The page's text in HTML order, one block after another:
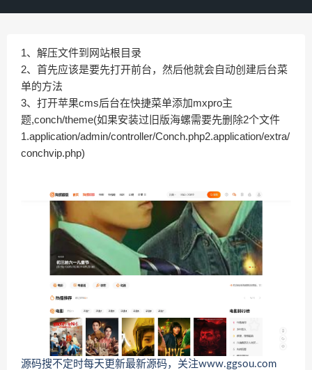
1、解压文件到网站根目录
2、首先应该是要先打开前台，然后他就会自动创建后台菜
单的方法
3、打开苹果cms后台在快捷菜单添加mxpro主
题,conch/theme(如果安装过旧版海螺需要先删除2个文件
1.application/admin/controller/Conch.php2.application/extra/
conchvip.php)
源码搜不定时每天更新最新源码，关注www.ggsou.com